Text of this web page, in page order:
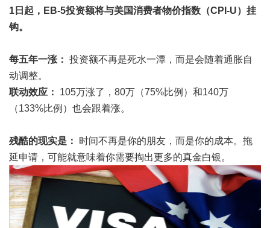
1日起，EB-5投资额将与美国消费者物价指数（CPI-U）挂
钩。
每五年一涨： 投资额不再是死水一潭，而是会随着通胀自
动调整。
联动效应：
105万涨了，80万（75%比例）和140万
（133%比例）也会跟着涨。
残酷的现实是：
时间不再是你的朋友，而是你的成本。拖
延申请，可能就意味着你需要掏出更多的真金白银。